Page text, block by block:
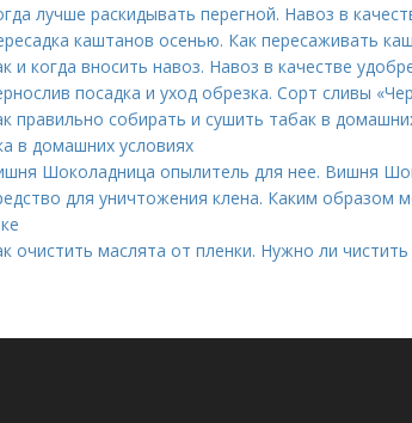
лучше раскидывать перегной. Навоз в
каштанов осенью. Как пересаживать
и когда вносить навоз. Навоз в качестве
посадка и уход обрезка. Сорт сливы
правильно собирать и сушить табак в
в домашних условиях
Шоколадница опылитель для нее. Вишня
для уничтожения клена. Каким образом
очистить маслята от пленки. Нужно ли